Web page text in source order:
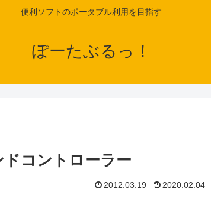
便利ソフトのポータブル利用を目指す
ぽーたぶるっ！
コントローラー
2012.03.19 2020.02.04